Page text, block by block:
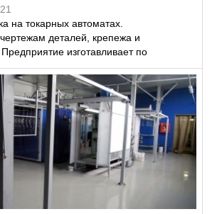
на токарных автоматах.
деталей, крепежа и
изготавливает по
метизы серийно, также
обработку д